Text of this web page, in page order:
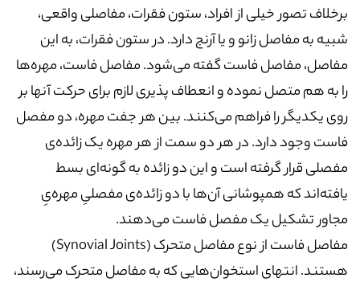
برخلاف تصور خیلی از افراد، ستون فقرات، مفاصلی واقعی،
شبیه به مفاصل زانو و یا آرنج دارد. در ستون فقرات، به این
مفاصل، مفاصل فاست گفته می‌شود. مفاصل فاست، مهره‌ها
را به هم متصل نموده و انعطاف پذیری لازم برای حرکت آنها بر
روی یکدیگر را فراهم می‌کنند. بین هر جفت مهره، دو مفصل
فاست وجود دارد. در هر دو سمت از هر مهره یک زائده‌ی
مفصلی قرار گرفته است و این دو زائده به گونه‌ای بسط
یافته‌اند که همپوشانی آن‌ها با دو زائده‌ی مفصلیِ مهره‌یِ
مجاور تشکیل یک مفصل فاست می‌دهند.
مفاصل فاست از نوع مفاصل متحرک (Synovial Joints)
هستند. انتهای استخوان‌هایی که به مفاصل متحرک می‌رسند،